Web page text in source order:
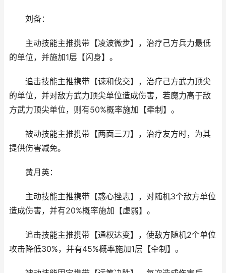
刘备：
主动技能主推携带【凌波微步】，治疗己方兵力最低
的单位，并施加1层【闪身】。
追击技能主推携带【谏和伐交】，治疗己方武力顶尖
的单位，并对敌方武力顶尖单位造成伤害，若魔力高于敌
方武力顶尖单位，则有50%概率施加【牵制】。
被动技能主推携带【两面三刀】，治疗友方时，为其
提供伤害减免。
黄月英：
主动技能主推携带【惑心挫志】，对随机3个敌方单位
造成伤害，并有20%概率施加【虚弱】。
追击技能主推携带【通权达变】，使敌方随机2个单位
攻击降低30%，并有45%概率施加1层【牵制】。